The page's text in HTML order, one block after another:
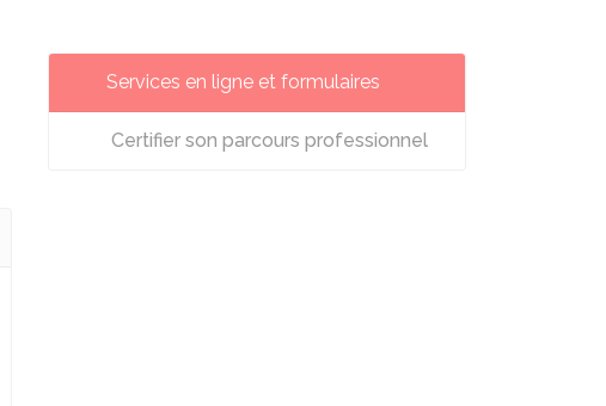
Services en ligne et formulaires
Certifier son parcours professionnel